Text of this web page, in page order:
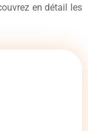
en détail les